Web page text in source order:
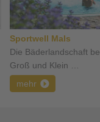
Sportwell Mals
Die Bäderlandschaft
Groß und Klein …
mehr